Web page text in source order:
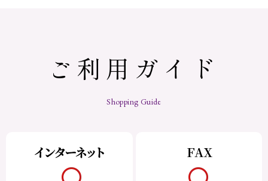
ご利用ガイド
Shopping Guide